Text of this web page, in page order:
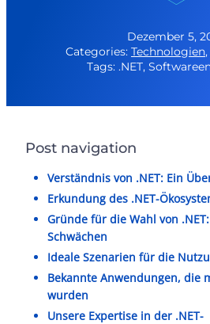
Dezember 5,
Categories: Technologien,
Tags: .NET,
Post navigation
Verständnis von .NET: Ein
Erkundung des .NET-
Gründe für die Wahl von
Schwächen
Ideale Szenarien für die
Bekannte Anwendungen, die
wurden
Unsere Expertise in der .NET-